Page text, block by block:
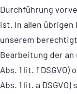
Durchführung
ist. In allen übrigen
unserem
Bearbeitung der
Abs. 1 lit. f
Abs. 1 lit. a